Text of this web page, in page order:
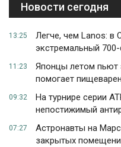
Новости сегодня
13:25
Легче, чем Lanos: в
экстремальный
11:23
Японцы летом пьют
помогает
09:32
На турнире серии
непостижимый
07:27
Астронавты на
закрытых